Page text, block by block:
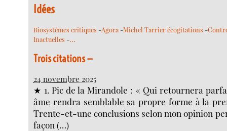
Idées
Biosystèmes critiques -Agora -Michel Tarrier écogitations -
Inactuelles -…
Trois citations —
24 novembre 2025
★ 1. Pic de la Mirandole : « Qui retournera
âme rendra semblable sa propre forme à la
Trente-et-une conclusions selon mon opinion
façon (…)